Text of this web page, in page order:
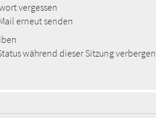
vergessen
erneut senden
während dieser Sitzung verbergen